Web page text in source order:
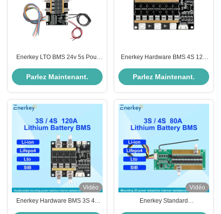
Enerkey LTO BMS 24v 5s Pour
BMS Avec une protection courte
et équilibre
Parlez Maintenant.
Enerkey Hardware BMS 4S 12V
batterie BMS pour le stockage de
l'énergie solaire
Parlez Maintenant.
Vidéo
Enerkey Hardware BMS 3S 4S
Vidéo
Enerkey Standard